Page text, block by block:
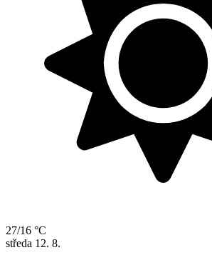
27/16 °C
středa 12. 8.